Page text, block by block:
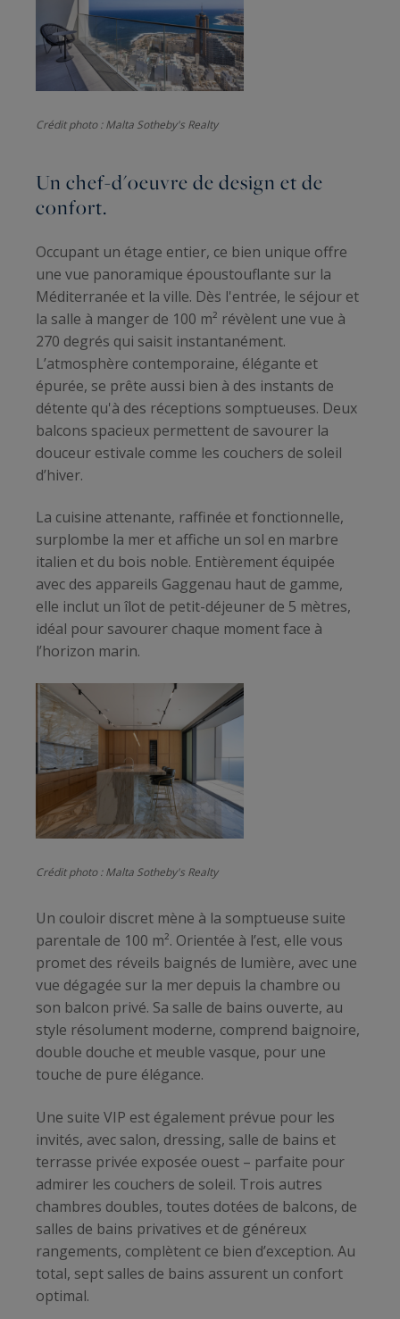
Crédit photo : Malta Sotheby's Realty
Un chef-d'oeuvre de design et de
confort.
Occupant un étage entier, ce bien unique offre
une vue panoramique époustouflante sur la
Méditerranée et la ville. Dès l'entrée, le séjour et
la salle à manger de 100 m² révèlent une vue à
270 degrés qui saisit instantanément.
L’atmosphère contemporaine, élégante et
épurée, se prête aussi bien à des instants de
détente qu'à des réceptions somptueuses. Deux
balcons spacieux permettent de savourer la
douceur estivale comme les couchers de soleil
d’hiver.
La cuisine attenante, raffinée et fonctionnelle,
surplombe la mer et affiche un sol en marbre
italien et du bois noble. Entièrement équipée
avec des appareils Gaggenau haut de gamme,
elle inclut un îlot de petit-déjeuner de 5 mètres,
idéal pour savourer chaque moment face à
l’horizon marin.
Crédit photo : Malta Sotheby's Realty
Un couloir discret mène à la somptueuse suite
parentale de 100 m². Orientée à l’est, elle vous
promet des réveils baignés de lumière, avec une
vue dégagée sur la mer depuis la chambre ou
son balcon privé. Sa salle de bains ouverte, au
style résolument moderne, comprend baignoire,
double douche et meuble vasque, pour une
touche de pure élégance.
Une suite VIP est également prévue pour les
invités, avec salon, dressing, salle de bains et
terrasse privée exposée ouest – parfaite pour
admirer les couchers de soleil. Trois autres
chambres doubles, toutes dotées de balcons, de
salles de bains privatives et de généreux
rangements, complètent ce bien d’exception. Au
total, sept salles de bains assurent un confort
optimal.